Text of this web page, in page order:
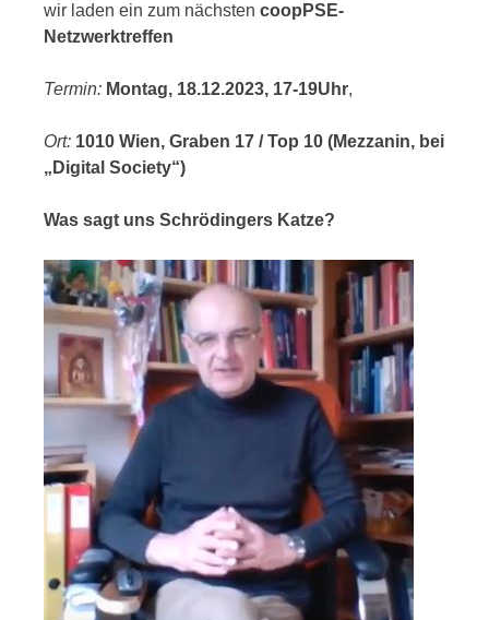
wir laden ein zum nächsten coopPSE-
Netzwerktreffen
Termin: Montag, 18.12.2023, 17-19Uhr,
Ort: 1010 Wien, Graben 17 / Top 10 (Mezzanin, bei
„Digital Society“)
Was sagt uns Schrödingers Katze?